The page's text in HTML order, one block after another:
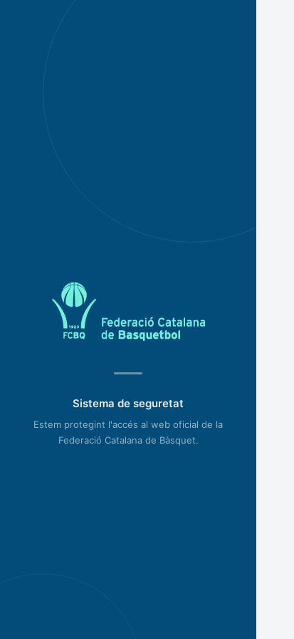
Sistema de seguretat
Estem protegint l'accés al web oficial de la
Federació Catalana de Bàsquet.